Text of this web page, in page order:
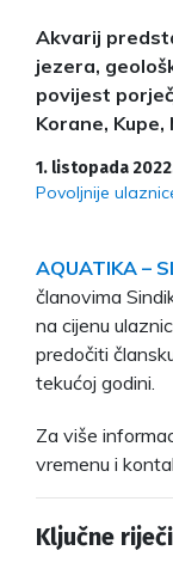
Akvarij
jezera,
povijest
Korane, Kupe,
1. listopada
Povoljnije
AQUATIKA –
članovima
na cijenu
predočiti
tekućoj godini.
Za više
vremenu i
Ključne